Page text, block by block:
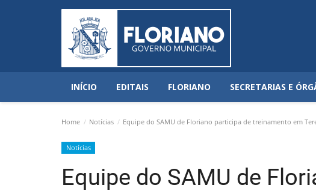
INÍCIO EDITAIS FLORIANO SECRETARIAS E
Home Notícias Equipe do SAMU de Floriano participa de treinamento em
Notícias
Equipe do SAMU de